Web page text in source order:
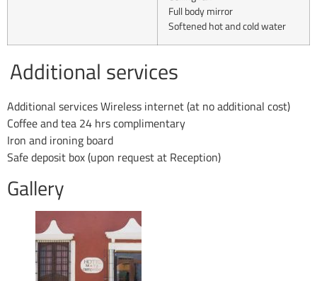
Full body mirror
Softened hot and cold water
Additional services
Additional services Wireless internet (at no additional cost)
Coffee and tea 24 hrs complimentary
Iron and ironing board
Safe deposit box (upon request at Reception)
Gallery